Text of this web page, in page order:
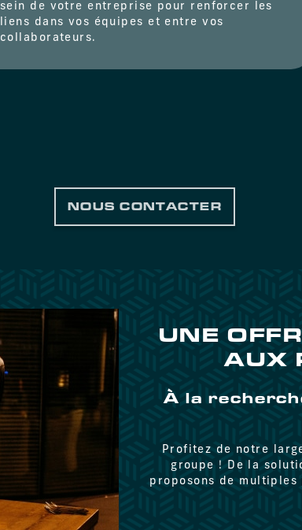
sein de votre entreprise pour renforcer les
liens dans vos équipes et entre vos
collaborateurs.
NOUS CONTACTER
UNE
AUX
À la
Profitez de notre
groupe ! De la
proposons de